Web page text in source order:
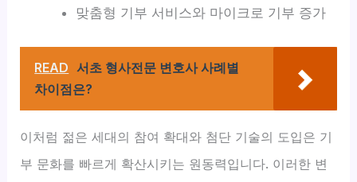
맞춤형 기부 서비스와 마이크로 기부 증가
READ 서초 형사전문 변호사 사례별
차이점은?
이처럼 젊은 세대의 참여 확대와 첨단 기술의 도입은 기
부 문화를 빠르게 확산시키는 원동력입니다. 이러한 변